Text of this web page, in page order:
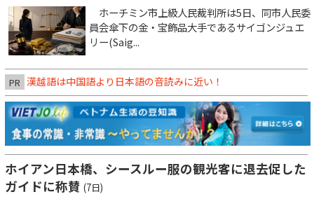
ホーチミン市上級人民裁判所は5日、同市人民委
員会傘下の金・宝飾品大手であるサイゴンジュエ
リー(Saig...
PR 漢越語は中国語より日本語の音読みに近い！
ホイアン日本橋、シースルー服の観光客に退去促した
ガイドに称賛 (7日)